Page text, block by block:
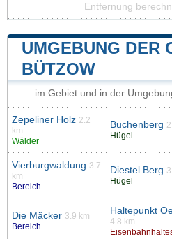
Entfernung
UMGEBUNG DER
BÜTZOW
im Gebiet und in der
Zepeliner Holz 2.2
km
Wälder
Buchenberg
Hügel
Vierburgwaldung 3.7
km
Bereich
Diestel Berg
Hügel
Die Mäcker 3.9 km
Bereich
Haltepunkt
4.8 km